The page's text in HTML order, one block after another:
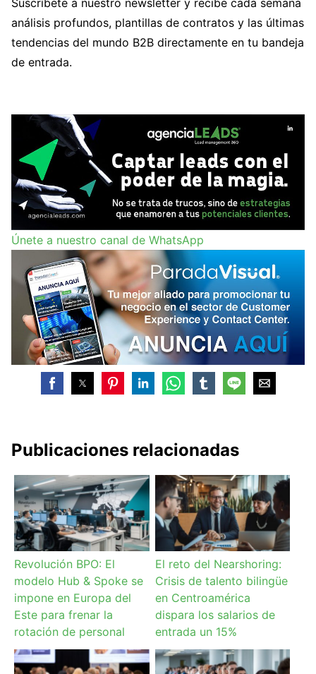
Suscríbete a nuestro newsletter y recibe cada semana
análisis profundos, plantillas de contratos y las últimas
tendencias del mundo B2B directamente en tu bandeja
de entrada.
Únete a nuestro canal de WhatsApp
Publicaciones relacionadas
Revolución BPO: El
modelo Hub & Spoke se
impone en Europa del
Este para frenar la
rotación de personal
El reto del Nearshoring:
Crisis de talento bilingüe
en Centroamérica
dispara los salarios de
entrada un 15%